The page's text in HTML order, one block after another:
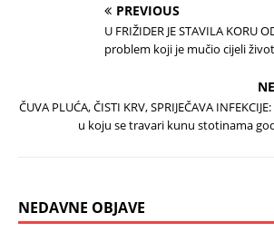
PREVIOUS
U FRIŽIDER JE STAVILA KORU
problem koji je mučio cijeli
ČUVA PLUĆA, ČISTI KRV, SPRIJEČAVA
u koju se travari kunu stotinama
NEDAVNE OBJAVE